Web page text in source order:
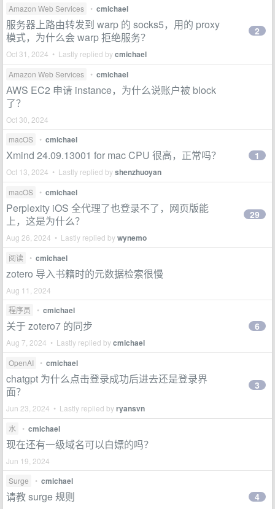
Amazon Web Services
• cmichael
服务器上路由转发到 warp 的 socks5，用的 proxy
模式，为什么会 warp 拒绝服务？
Oct 31, 2024 • Lastly replied bycmichael
2
Amazon Web Services • cmichael
AWS EC2 申请 instance，为什么说账户被 block
了？
Oct 30, 2024
macOS
• cmichael
Xmind 24.09.13001 for mac CPU 很高，正常吗？
Oct 13, 2024 • Lastly replied byshenzhuoyan
1
macOS • cmichael
Perplexity iOS 全代理了也登录不了，网页版能
上，这是为什么？
Aug 26, 2024 • Lastly replied bywynemo
29
阅读 • cmichael
zotero 导入书籍时的元数据检索很慢
Aug 11, 2024
程序员
• cmichael
关于 zotero7 的同步
Aug 7, 2024 • Lastly replied bycmichael
6
OpenAI • cmichael
chatgpt 为什么点击登录成功后进去还是登录界
面？
Jun 23, 2024 • Lastly replied byryansvn
3
水 • cmichael
现在还有一级域名可以白嫖的吗？
Jun 19, 2024
Surge
• cmichael
请教 surge 规则 4